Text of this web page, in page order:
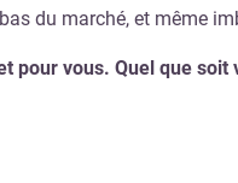
du marché, et même
pour vous. Quel que